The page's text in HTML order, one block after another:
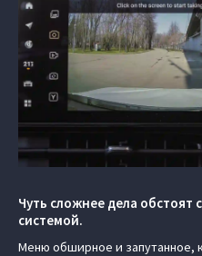
Чуть сложнее дела обстоят
системой.
Меню обширное и запутанное,